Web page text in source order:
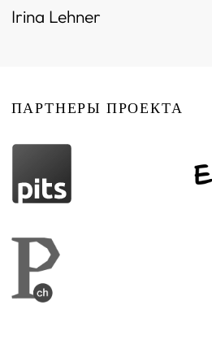
Irina Lehner
ПАРТНЕРЫ ПРОЕКТА